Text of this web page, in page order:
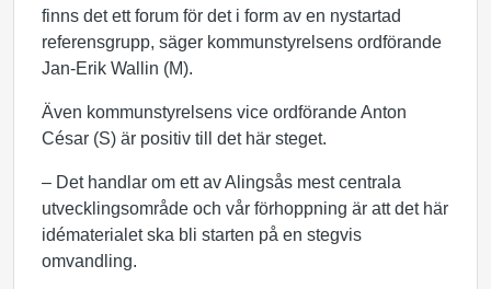
finns det ett forum för det i form av en nystartad
referensgrupp, säger kommunstyrelsens ordförande
Jan-Erik Wallin (M).
Även kommunstyrelsens vice ordförande Anton
César (S) är positiv till det här steget.
– Det handlar om ett av Alingsås mest centrala
utvecklingsområde och vår förhoppning är att det här
idématerialet ska bli starten på en stegvis
omvandling.